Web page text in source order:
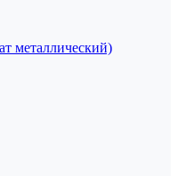
металлический)